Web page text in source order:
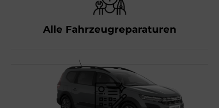
Alle Fahrzeugreparaturen